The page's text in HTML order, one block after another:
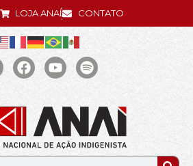
LOJA ANAÍ CONTATO